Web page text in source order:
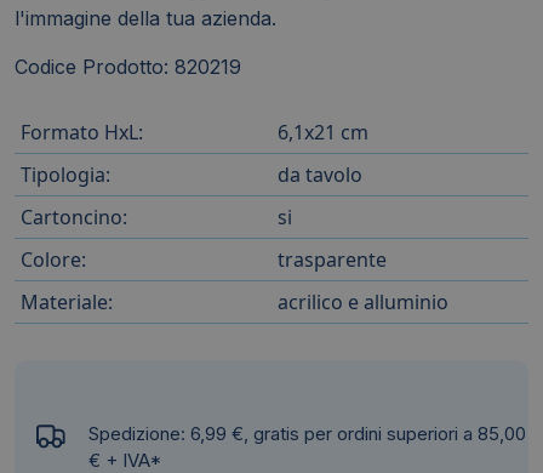
l'immagine della tua azienda.
Codice Prodotto: 820219
Formato HxL:
6,1x21 cm
Tipologia:
da tavolo
Cartoncino:
si
Colore:
trasparente
Materiale:
acrilico e alluminio
Spedizione: 6,99 €, gratis per ordini superiori a 85,00
€ + IVA*